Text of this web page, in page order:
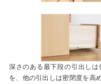
深さのある最下段の引出し
を、他の引出しは密閉度を高